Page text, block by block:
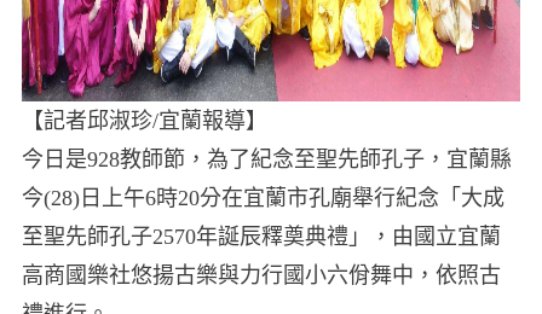
【記者邱淑珍/宜蘭報導】
今日是928教師節，為了紀念至聖先師孔子，宜蘭縣
今(28)日上午6時20分在宜蘭市孔廟舉行紀念「大成
至聖先師孔子2570年誕辰釋奠典禮」，由國立宜蘭
高商國樂社悠揚古樂與力行國小六佾舞中，依照古